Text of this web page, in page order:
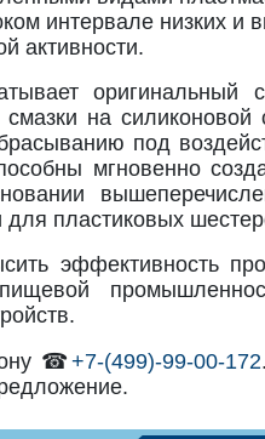
интервале низких и
активности.
оригинальный
на силиконовой
под
мгновенно
пластиковых
эффективность
☎+7-(499)-99-00-172